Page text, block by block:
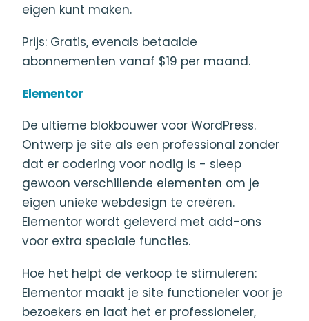
eigen kunt maken.
Prijs: Gratis, evenals betaalde
abonnementen vanaf $19 per maand.
Elementor
De ultieme blokbouwer voor WordPress.
Ontwerp je site als een professional zonder
dat er codering voor nodig is - sleep
gewoon verschillende elementen om je
eigen unieke webdesign te creëren.
Elementor wordt geleverd met add-ons
voor extra speciale functies.
Hoe het helpt de verkoop te stimuleren:
Elementor maakt je site functioneler voor je
bezoekers en laat het er professioneler,